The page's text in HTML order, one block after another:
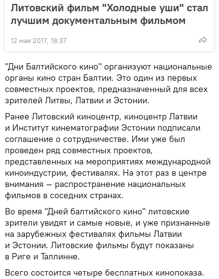
Литовский фильм "Холодные уши" стал
лучшим документальным фильмом
12 мая 2017, 18:37
"Дни Балтийского кино" организуют национальные
органы кино стран Балтии. Это один из первых
совместных проектов, предназначенный для всех
зрителей Литвы, Латвии и Эстонии.
Ранее Литовский киноцентр, киноцентр Латвии
и Институт кинематографии Эстонии подписали
соглашение о сотрудничестве. Ими уже был
проведен ряд совместных проектов,
представленных на мероприятиях международной
киноиндустрии, фестивалях. На этот раз в центре
внимания — распространение национальных
фильмов в соседних странах.
Во время "Дней балтийского кино" литовские
зрители увидят и самые новые, и уже признанные
на зарубежных фестивалях фильмы Латвии
и Эстонии. Литовские фильмы будут показаны
в Риге и Таллинне.
Всего состоится четыре бесплатных кинопоказа.